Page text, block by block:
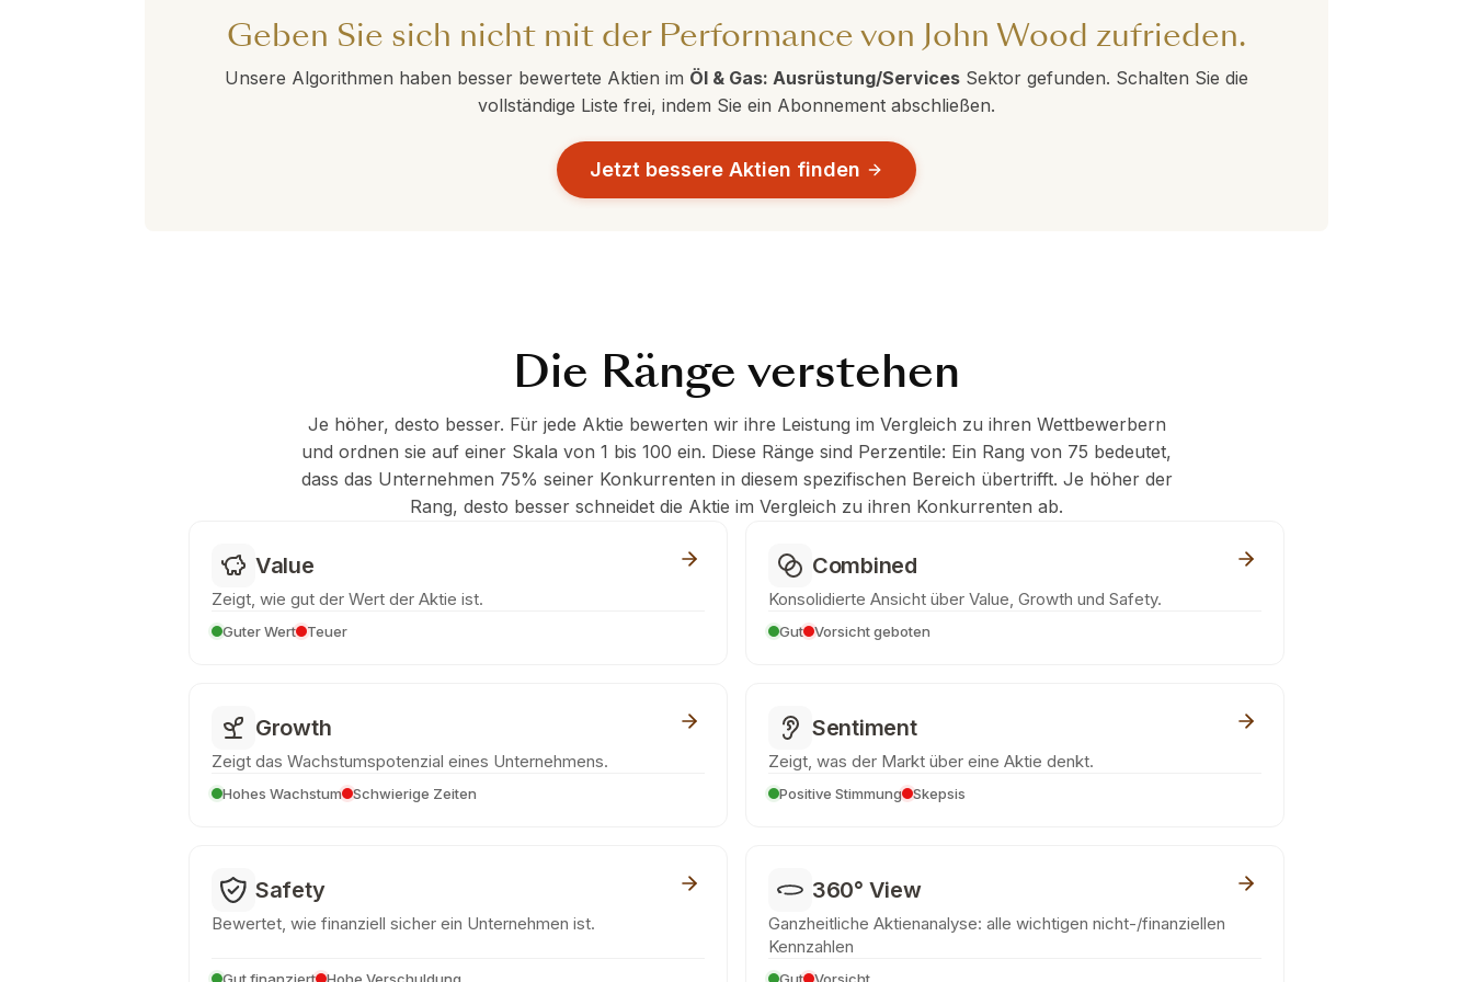
Geben Sie sich nicht mit der Performance von John Wood zufrieden.
Unsere Algorithmen haben besser bewertete Aktien im Öl & Gas: Ausrüstung/Services Sektor gefunden. Schalten Sie die
vollständige Liste frei, indem Sie ein Abonnement abschließen.
Jetzt bessere Aktien finden
Die Ränge verstehen
Je höher, desto besser. Für jede Aktie bewerten wir ihre Leistung im Vergleich zu ihren Wettbewerbern
und ordnen sie auf einer Skala von 1 bis 100 ein. Diese Ränge sind Perzentile: Ein Rang von 75 bedeutet,
dass das Unternehmen 75% seiner Konkurrenten in diesem spezifischen Bereich übertrifft. Je höher der
Rang, desto besser schneidet die Aktie im Vergleich zu ihren Konkurrenten ab.
Value
Zeigt, wie gut der Wert der Aktie ist.
Guter Wert Teuer
Combined
Konsolidierte Ansicht über Value, Growth und Safety.
Gut Vorsicht geboten
Growth
Zeigt das Wachstumspotenzial eines Unternehmens.
Hohes Wachstum Schwierige Zeiten
Sentiment
Zeigt, was der Markt über eine Aktie denkt.
Positive Stimmung Skepsis
Safety
Bewertet, wie finanziell sicher ein Unternehmen ist.
360° View
Ganzheitliche Aktienanalyse: alle wichtigen nicht-/finanziellen
Kennzahlen